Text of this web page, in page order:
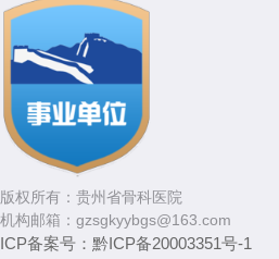
版权所有： 贵州省骨科医院
机构邮箱： gzsgkyybgs@163.com
ICP备案号： 黔ICP备20003351号-1